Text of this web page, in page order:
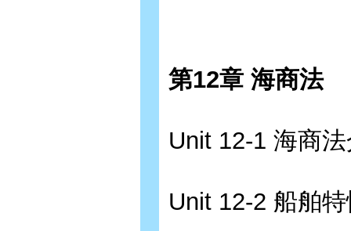
第12章 海商法
Unit 12-1 海商
Unit 12-2 船舶